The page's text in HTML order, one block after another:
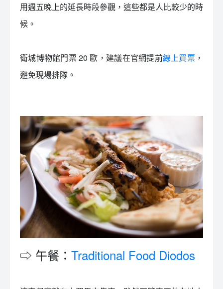
用週五晚上的延長時段參觀，這些都是人比較少的時
候。
衛城博物館門票 20 歐，建議在官網提前線上買票 ，
避免現場排隊。
⇨ 午餐： Traditional Food Diodos